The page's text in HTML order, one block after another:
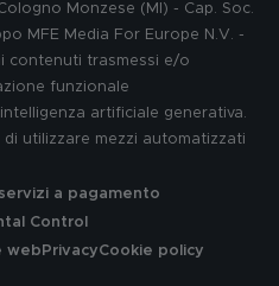
Monzese (MI) - Cap. Soc.
MFE Media For Europe N.V. -
contenuti trasmessi e/o
funzionale
artificiale generativa.
utilizzare mezzi automatizzati
a pagamento
Control
web PrivacyCookie policy